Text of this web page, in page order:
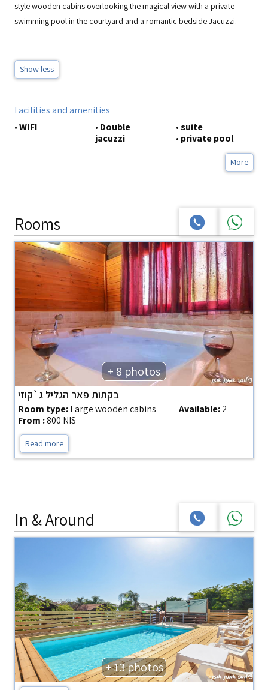
style wooden cabins overlooking the magical view with a private
swimming pool in the courtyard and a romantic bedside Jacuzzi.
Show less
Facilities and amenities
•WIFI • Double
jacuzzi
•suite
• private pool
More
Rooms
+ 8 photos
בקתות פאר הגליל ג`קוזי
Room type:Large wooden cabins Available:2
From :800 NIS
Read more
In & Around
+ 13 photos